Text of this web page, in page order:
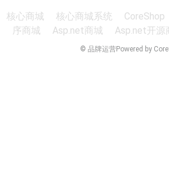
核心商城 核心商城系统 CoreShop
序商城
Asp.net商城 Asp.net开源
© 品牌运营Powered by